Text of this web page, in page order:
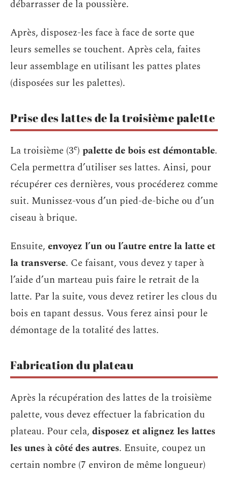
débarrasser de la poussière.
Après, disposez-les face à face de sorte que
leurs semelles se touchent. Après cela, faites
leur assemblage en utilisant les pattes plates
(disposées sur les palettes).
Prise des lattes de la troisième palette
La troisième (3e) palette de bois est démontable.
Cela permettra d’utiliser ses lattes. Ainsi, pour
récupérer ces dernières, vous procéderez comme
suit. Munissez-vous d’un pied-de-biche ou d’un
ciseau à brique.
Ensuite, envoyez l’un ou l’autre entre la latte et
la transverse. Ce faisant, vous devez y taper à
l’aide d’un marteau puis faire le retrait de la
latte. Par la suite, vous devez retirer les clous du
bois en tapant dessus. Vous ferez ainsi pour le
démontage de la totalité des lattes.
Fabrication du plateau
Après la récupération des lattes de la troisième
palette, vous devez effectuer la fabrication du
plateau. Pour cela, disposez et alignez les lattes
les unes à côté des autres. Ensuite, coupez un
certain nombre (7 environ de même longueur)